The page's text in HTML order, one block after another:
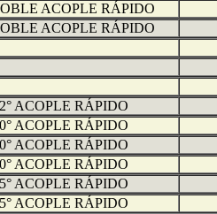
ACOPLE RÁPIDO
ACOPLE RÁPIDO
ACOPLE RÁPIDO
ACOPLE RÁPIDO
ACOPLE RÁPIDO
ACOPLE RÁPIDO
ACOPLE RÁPIDO
ACOPLE RÁPIDO